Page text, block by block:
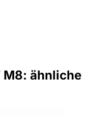
M8: ähnliche